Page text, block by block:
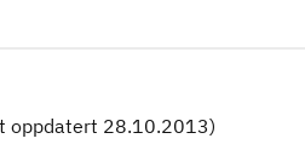
oppdatert 28.10.2013)